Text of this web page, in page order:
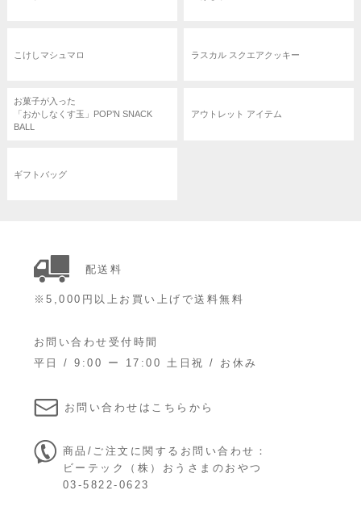
こけしマシュマロ ラスカル スクエアクッキー
お菓子が入った
「おかしなくす玉」POP’N SNACK
BALL
アウトレット アイテム
ギフトバッグ
配送料
※5,000円以上お買い上げで送料無料
お問い合わせ受付時間
平日 / 9:00 ー 17:00 土日祝 / お休み
お問い合わせはこちらから
商品/ご注文に関するお問い合わせ：
ビーテック（株）おうさまのおやつ
03-5822-0623